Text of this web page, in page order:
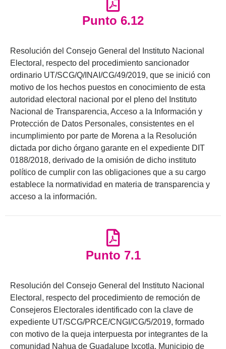
Punto 6.12
Resolución del Consejo General del Instituto Nacional
Electoral, respecto del procedimiento sancionador
ordinario UT/SCG/Q/INAI/CG/49/2019, que se inició con
motivo de los hechos puestos en conocimiento de esta
autoridad electoral nacional por el pleno del Instituto
Nacional de Transparencia, Acceso a la Información y
Protección de Datos Personales, consistentes en el
incumplimiento por parte de Morena a la Resolución
dictada por dicho órgano garante en el expediente DIT
0188/2018, derivado de la omisión de dicho instituto
político de cumplir con las obligaciones que a su cargo
establece la normatividad en materia de transparencia y
acceso a la información.
Punto 7.1
Resolución del Consejo General del Instituto Nacional
Electoral, respecto del procedimiento de remoción de
Consejeros Electorales identificado con la clave de
expediente UT/SCG/PRCE/CNGI/CG/5/2019, formado
con motivo de la queja interpuesta por integrantes de la
comunidad Nahua de Guadalupe Ixcotla, Municipio de